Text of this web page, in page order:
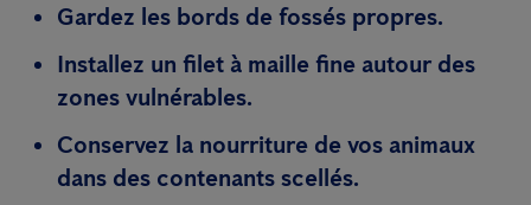
Gardez les bords de fossés propres.
Installez un filet à maille fine autour des
zones vulnérables.
Conservez la nourriture de vos animaux
dans des contenants scellés.